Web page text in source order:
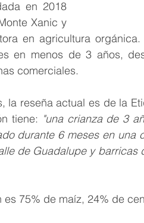
en 2018
Xanic y
en agricultura
en menos de 3 años,
comerciales.
la reseña actual es de la
tiene: "una crianza de 3
durante 6 meses en una
de Guadalupe y barricas